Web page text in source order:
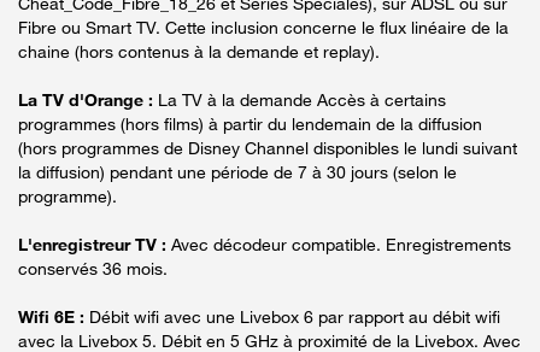
Fibre ou Smart TV. Cette inclusion concerne le flux linéaire de la
chaine (hors contenus à la demande et replay).
La TV d'Orange : La TV à la demande Accès à certains
programmes (hors films) à partir du lendemain de la diffusion
(hors programmes de Disney Channel disponibles le lundi suivant
la diffusion) pendant une période de 7 à 30 jours (selon le
programme).
L'enregistreur TV : Avec décodeur compatible. Enregistrements
conservés 36 mois.
Wifi 6E : Débit wifi avec une Livebox 6 par rapport au débit wifi
avec la Livebox 5. Débit en 5 GHz à proximité de la Livebox. Avec